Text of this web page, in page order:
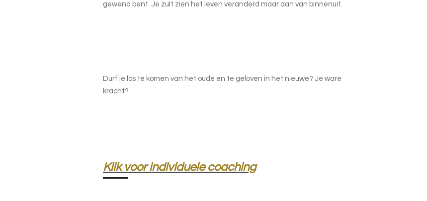
gewend bent. Je zult zien het leven veranderd maar dan van binnenuit.
Durf je los te komen van het oude en te geloven in het nieuwe? Je ware
kracht?
Klik voor individuele coaching